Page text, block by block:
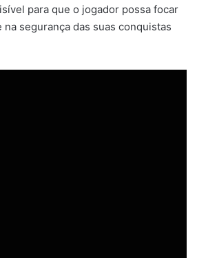
para que o jogador possa focar
na segurança das suas conquistas